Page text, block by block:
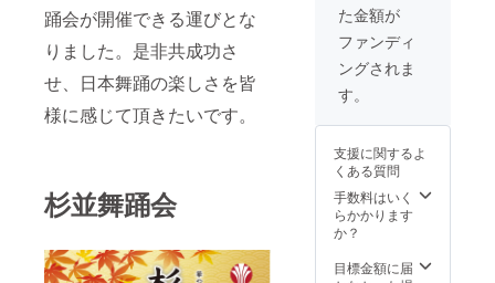
踊会が開催できる運びとな
りました。是非共成功さ
せ、日本舞踊の楽しさを皆
様に感じて頂きたいです。
杉並舞踊会
た金額が
ファンディ
ングされま
す。
支援に関するよ
くある質問
手数料はいく
らかかります
か？
目標金額に届